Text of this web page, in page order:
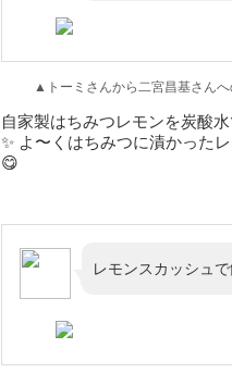
▲トーミさんから二宮昌基さん
自家製はちみつレモンを炭酸
✨ よ〜くはちみつに漬かった
😋
レモンスカッシュ